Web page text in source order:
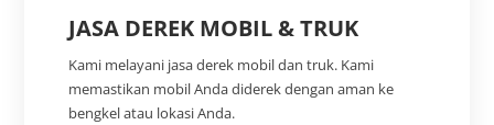
JASA DEREK MOBIL & TRUK
Kami melayani jasa derek mobil dan truk. Kami
memastikan mobil Anda diderek dengan aman ke
bengkel atau lokasi Anda.